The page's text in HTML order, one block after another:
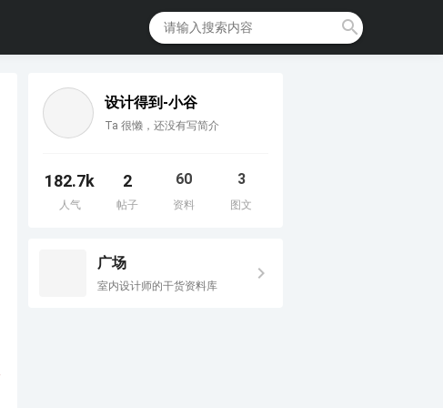
设计得到-小谷
Ta 很懒，还没有写简介
182.7k
人气
2
帖子
60
资料
3
图文
广场
室内设计师的干货资料库